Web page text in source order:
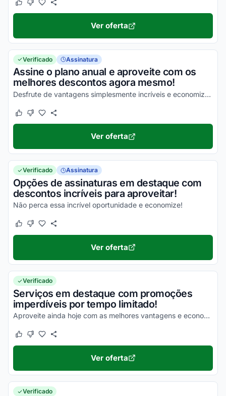
Este cupom funcionou
Este cupom não funcionou
Ver oferta
Verificado Assinatura
Assine o plano anual e aproveite com os
melhores descontos agora mesmo!
Desfrute de vantagens simplesmente incríveis e economize de uma forma simples!
Este cupom funcionou
Este cupom não funcionou
Ver oferta
Verificado Assinatura
Opções de assinaturas em destaque com
descontos incríveis para aproveitar!
Não perca essa incrível oportunidade e economize!
Este cupom funcionou
Este cupom não funcionou
Ver oferta
Verificado
Serviços em destaque com promoções
imperdíveis por tempo limitado!
Aproveite ainda hoje com as melhores vantagens e economize de uma forma simples!
Este cupom funcionou
Este cupom não funcionou
Ver oferta
Verificado